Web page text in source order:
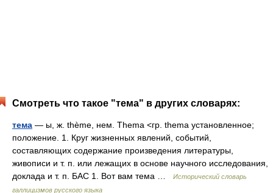
Смотреть что такое "тема" в других словарях:
тема — ы, ж. thème, нем. Thema <гр. thema установленное;
положение. 1. Круг жизненных явлений, событий,
составляющих содержание произведения литературы,
живописи и т. п. или лежащих в основе научного исследования,
доклада и т. п. БАС 1. Вот вам тема …
Исторический словарь
галлицизмов русского языка